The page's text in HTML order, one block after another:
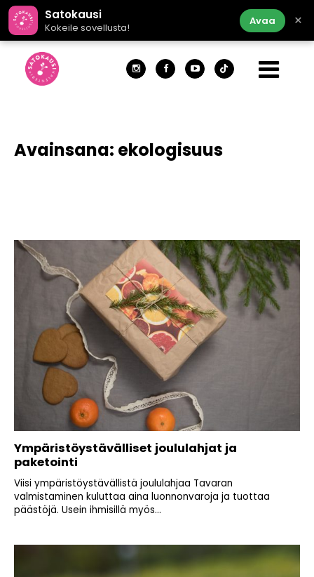
Satokausi
Kokeile sovellusta!
Avaa ×
Avainsana: ekologisuus
Ympäristöystävälliset joululahjat ja
paketointi
Viisi ympäristöystävällistä joululahjaa Tavaran
valmistaminen kuluttaa aina luonnonvaroja ja tuottaa
päästöjä. Usein ihmisillä myös...